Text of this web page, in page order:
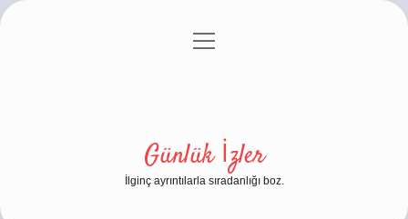
Gizlilik Politikası
menüyü
Günlük İzler
İlginç ayrıntılarla sıradanlığı boz.